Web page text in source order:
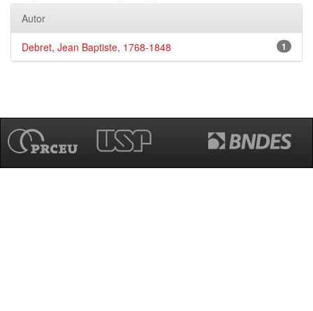
Autor
1
Debret, Jean Baptiste, 1768-1848